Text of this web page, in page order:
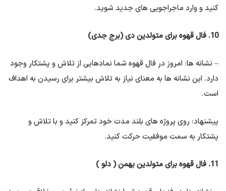
کنید و وارد ماجراجویی های جدید شوید.
10. فال قهوه برای متولدین دی (برج جدی)
– نشانه ها: امروز در فال قهوه شما نمادهایی از تلاش و پشتکار وجود
دارد. این نشانه ها به معنای نیاز به تلاش بیشتر برای رسیدن به اهداف
است.
پیشنهاد: روی پروژه های بلند مدت خود تمرکز کنید و با تلاش و
پشتکار به سمت موفقیت حرکت کنید.
11. فال قهوه برای متولدین بهمن ( دلو )